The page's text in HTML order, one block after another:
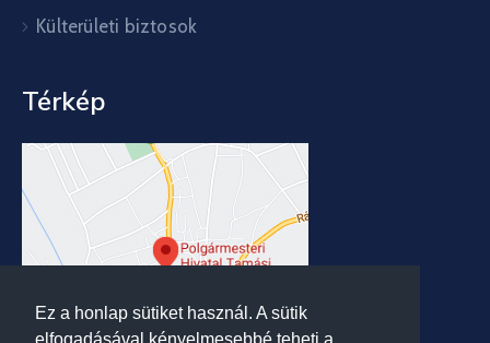
Ez a honlap sütiket használ. A sütik
Külterületi biztosok
Térkép